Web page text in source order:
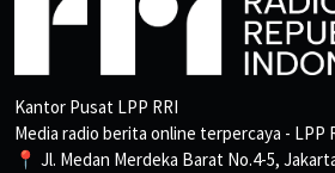
Kantor Pusat LPP RRI
Media radio berita online terpercaya - LPP
📍 Jl. Medan Merdeka Barat No.4-5,